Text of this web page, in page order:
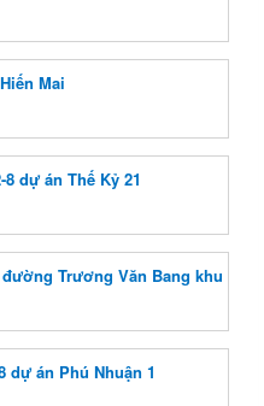
Mai
dự án Thế Kỷ 21
Trương Văn Bang khu
dự án Phú Nhuận 1